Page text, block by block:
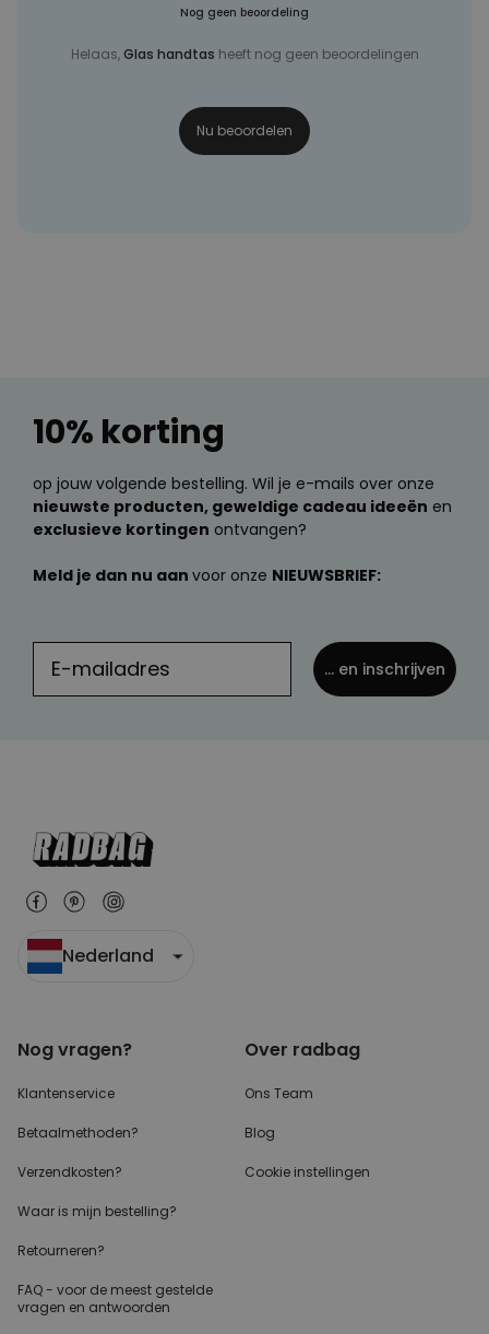
Nog geen beoordeling
Helaas,Glas handtas heeft nog geen beoordelingen
Nu beoordelen
10% korting
op jouw volgende bestelling. Wil je e-mails over onze
nieuwste producten, geweldige cadeau ideeën en
exclusieve kortingen ontvangen?
Meld je dan nu aan voor onze NIEUWSBRIEF:
... en inschrijven
Nederland
Nog vragen?
Klantenservice
Betaalmethoden?
Verzendkosten?
Waar is mijn bestelling?
Retourneren?
FAQ - voor de meest gestelde
vragen en antwoorden
Over radbag
Ons Team
Blog
Cookie instellingen